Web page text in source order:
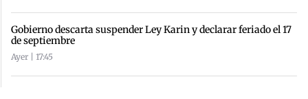
Gobierno descarta suspender Ley Karin y declarar feriado el 17
de septiembre
Ayer | 17:45